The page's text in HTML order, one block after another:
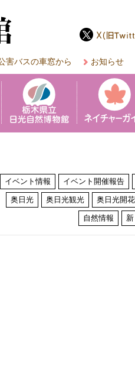
害バスの車窓から お知らせ
イベント情報 イベント開催報告
奥日光 奥日光観光 奥日光開
自然情報